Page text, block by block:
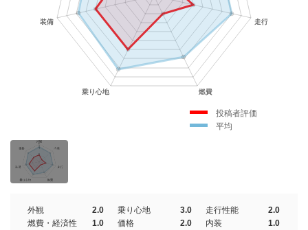
投稿者評価
平均
外観 2.0 乗り心地 3.0 走行性能
2.0
燃費・経済性
1.0 価格 2.0 内装
1.0